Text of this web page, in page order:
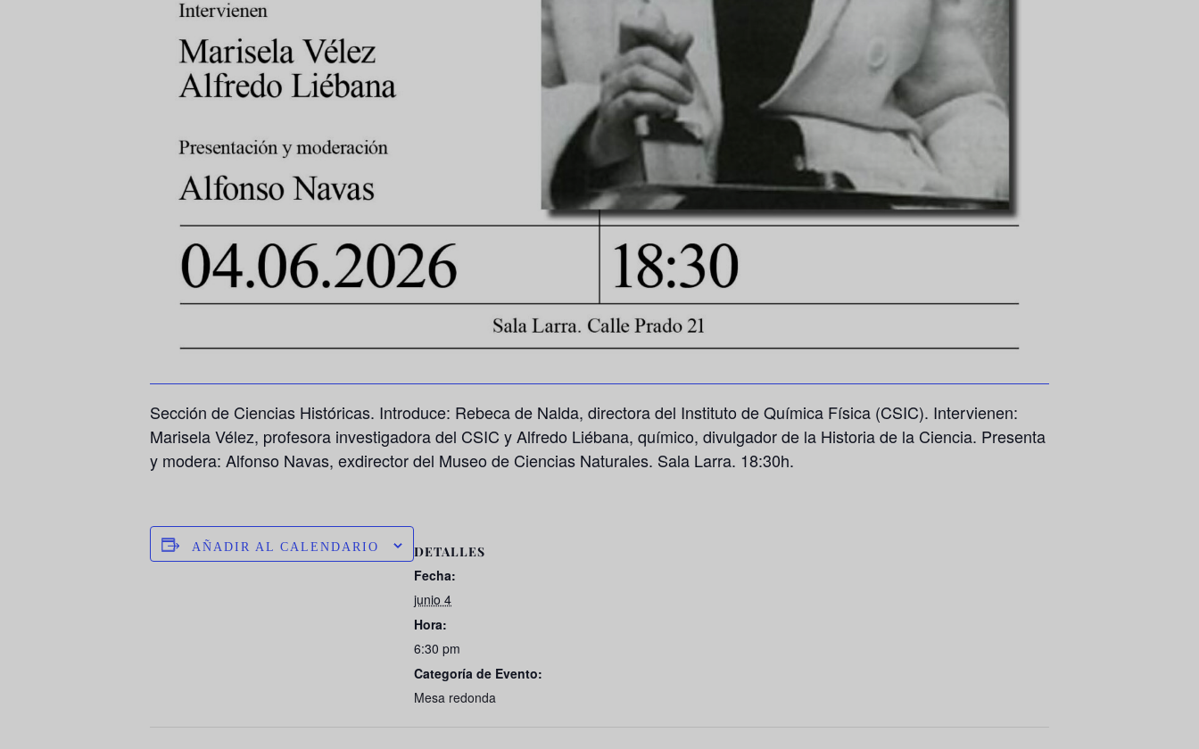
Sección de Ciencias Históricas. Introduce: Rebeca de Nalda, directora del Instituto de Química Física (CSIC). Intervienen:
Marisela Vélez, profesora investigadora del CSIC y Alfredo Liébana, químico, divulgador de la Historia de la Ciencia. Presenta
y modera: Alfonso Navas, exdirector del Museo de Ciencias Naturales. Sala Larra. 18:30h.
AÑADIR AL CALENDARIO DETALLES
Fecha:
junio 4
Hora:
6:30 pm
Categoría de Evento:
Mesa redonda